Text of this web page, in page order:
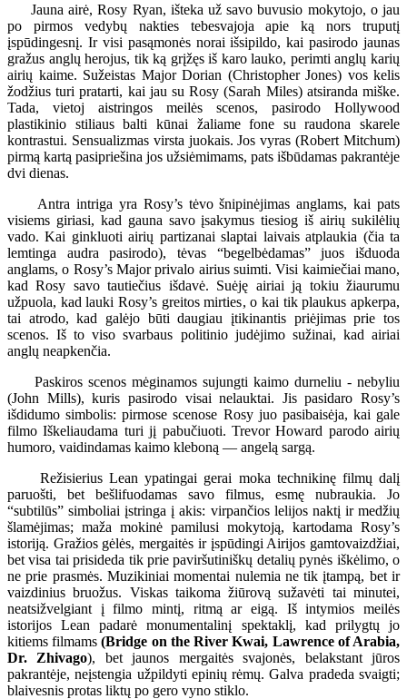
Jauna airė, Rosy Ryan, išteka už savo buvusio mokytojo, o jau
po pirmos vedybų nakties tebesvajoja apie ką nors truputį
įspūdingesnį. Ir visi pasąmonės norai išsipildo, kai pasirodo jaunas
gražus anglų herojus, tik ką grįžęs iš karo lauko, perimti anglų karių
airių kaime. Sužeistas Major Dorian (Christopher Jones) vos kelis
žodžius turi pratarti, kai jau su Rosy (Sarah Miles) atsiranda miške.
Tada, vietoj aistringos meilės scenos, pasirodo Hollywood
plastikinio stiliaus balti kūnai žaliame fone su raudona skarele
kontrastui. Sensualizmas virsta juokais. Jos vyras (Robert Mitchum)
pirmą kartą pasipriešina jos užsiėmimams, pats išbūdamas pakrantėje
dvi dienas.
Antra intriga yra Rosy’s tėvo šnipinėjimas anglams, kai pats
visiems giriasi, kad gauna savo įsakymus tiesiog iš airių sukilėlių
vado. Kai ginkluoti airių partizanai slaptai laivais atplaukia (čia ta
lemtinga audra pasirodo), tėvas “begelbėdamas” juos išduoda
anglams, o Rosy’s Major privalo airius suimti. Visi kaimiečiai mano,
kad Rosy savo tautiečius išdavė. Suėję airiai ją tokiu žiaurumu
užpuola, kad lauki Rosy’s greitos mirties, o kai tik plaukus apkerpa,
tai atrodo, kad galėjo būti daugiau įtikinantis priėjimas prie tos
scenos. Iš to viso svarbaus politinio judėjimo sužinai, kad airiai
anglų neapkenčia.
Paskiros scenos mėginamos sujungti kaimo durneliu - nebyliu
(John Mills), kuris pasirodo visai nelauktai. Jis pasidaro Rosy’s
išdidumo simbolis: pirmose scenose Rosy juo pasibaisėja, kai gale
filmo Iškeliaudama turi jį pabučiuoti. Trevor Howard parodo airių
humoro, vaidindamas kaimo kleboną — angelą sargą.
Režisierius Lean ypatingai gerai moka technikinę filmų dalį
paruošti, bet bešlifuodamas savo filmus, esmę nubraukia. Jo
“subtilūs” simboliai įstringa į akis: virpančios lelijos naktį ir medžių
šlamėjimas; maža mokinė pamilusi mokytoją, kartodama Rosy’s
istoriją. Gražios gėlės, mergaitės ir įspūdingi Airijos gamtovaizdžiai,
bet visa tai prisideda tik prie paviršutiniškų detalių pynės iškėlimo, o
ne prie prasmės. Muzikiniai momentai nulemia ne tik įtampą, bet ir
vaizdinius bruožus. Viskas taikoma žiūrovą sužavėti tai minutei,
neatsižvelgiant į filmo mintį, ritmą ar eigą. Iš intymios meilės
istorijos Lean padarė monumentalinį spektaklį, kad prilygtų jo
kitiems filmams(Bridge on the River Kwai, Lawrence of Arabia,
Dr. Zhivago), bet jaunos mergaitės svajonės, belakstant jūros
pakrantėje, neįstengia užpildyti epinių rėmų. Galva pradeda svaigti;
blaivesnis protas liktų po gero vyno stiklo.